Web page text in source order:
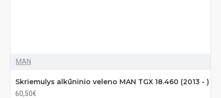
MAN
Skriemulys alkūninio veleno MAN TGX 18.460 (2013 - )
60,50€